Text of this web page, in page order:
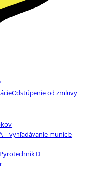
Odstúpenie od zmluvy
– vyhľadávanie munície
Pyrotechnik D